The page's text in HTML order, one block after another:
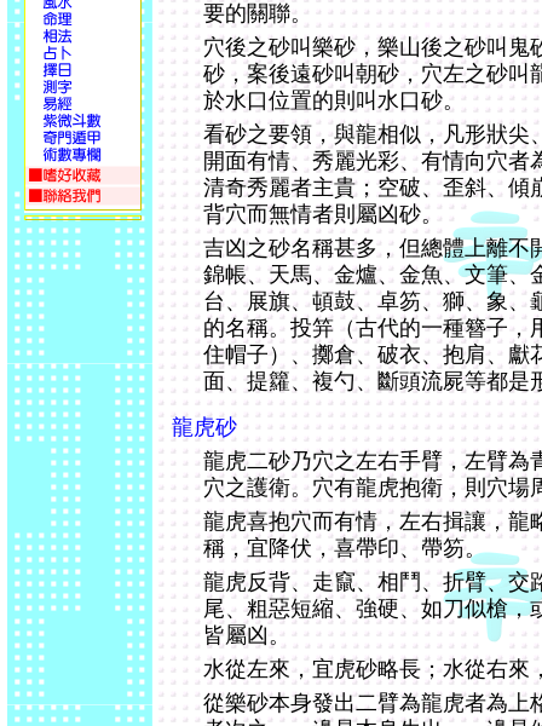
要的關聯。
穴後之砂叫樂砂，樂山後之砂叫鬼
砂，案後遠砂叫朝砂，穴左之砂叫
於水口位置的則叫水口砂。
看砂之要領，與龍相似，凡形狀尖
開面有情、秀麗光彩、有情向穴者
清奇秀麗者主貴；空破、歪斜、傾
背穴而無情者則屬凶砂。
吉凶之砂名稱甚多，但總體上離不
錦帳、天馬、金爐、金魚、文筆、
台、展旗、頓鼓、卓笏、獅、象、
的名稱。投笄（古代的一種簪子，
住帽子）、擲倉、破衣、抱肩、獻
面、提籮、複勺、斷頭流屍等都是
龍虎砂
龍虎二砂乃穴之左右手臂，左臂為
穴之護衛。穴有龍虎抱衛，則穴場
龍虎喜抱穴而有情，左右揖讓，龍
稱，宜降伏，喜帶印、帶笏。
龍虎反背、走竄、相鬥、折臂、交
尾、粗惡短縮、強硬、如刀似槍，
皆屬凶。
水從左來，宜虎砂略長；水從右來
從樂砂本身發出二臂為龍虎者為上